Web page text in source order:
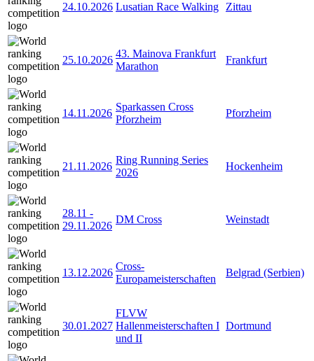
24.10.2026 Lusatian Race Walking Zittau
25.10.2026
43. Mainova Frankfurt
Marathon
Frankfurt
14.11.2026
Sparkassen Cross
Pforzheim
Pforzheim
21.11.2026
Ring Running Series
2026
Hockenheim
28.11 -
29.11.2026
DM Cross Weinstadt
13.12.2026
Cross-
Europameisterschaften
Belgrad (Serbien)
30.01.2027
FLVW
Hallenmeisterschaften I
und II
Dortmund